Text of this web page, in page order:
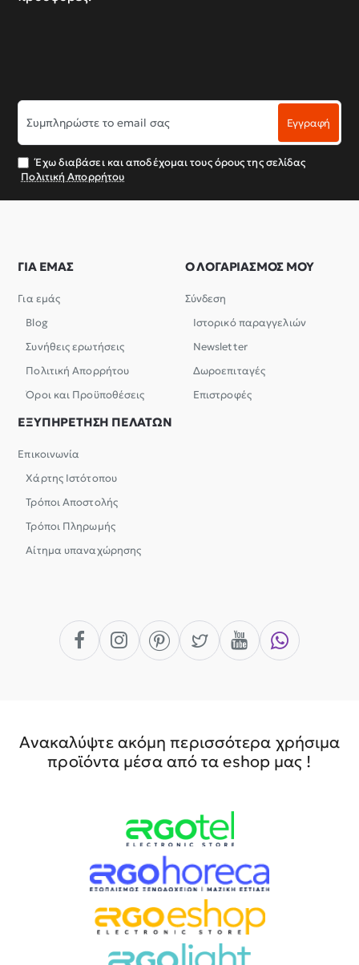
Συμπληρώστε
το
email
σας
Εγγραφή
Έχω διαβάσει και αποδέχομαι τους όρους της σελίδας
Πολιτική Απορρήτου
ΓΙΑ ΕΜΑΣ
Για εμάς
Blog
Συνήθεις ερωτήσεις
Πολιτική Απορρήτου
Όροι και Προϋποθέσεις
Ο ΛΟΓΑΡΙΑΣΜΟΣ ΜΟΥ
Σύνδεση
Ιστορικό παραγγελιών
Newsletter
Δωροεπιταγές
Επιστροφές
ΕΞΥΠΗΡΕΤΗΣΗ ΠΕΛΑΤΩΝ
Επικοινωνία
Χάρτης Ιστότοπου
Τρόποι Αποστολής
Τρόποι Πληρωμής
Αίτημα υπαναχώρησης
Ανακαλύψτε ακόμη περισσότερα χρήσιμα
προϊόντα μέσα από τα eshop μας !